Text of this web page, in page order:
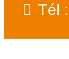
Tél :